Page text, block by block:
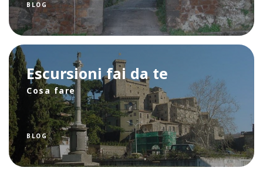
BLOG
Escursioni fai da te
Cosa fare
BLOG